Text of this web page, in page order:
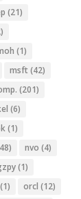
(21)
(1)
msft (42)
(201)
(6)
(1)
nvo (4)
(1)
(1) orcl (12)